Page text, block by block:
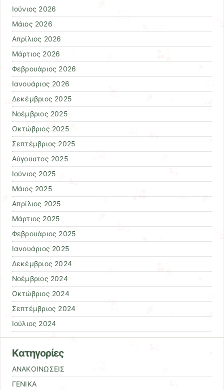
Ιούνιος 2026
Μάιος 2026
Απρίλιος 2026
Μάρτιος 2026
Φεβρουάριος 2026
Ιανουάριος 2026
Δεκέμβριος 2025
Νοέμβριος 2025
Οκτώβριος 2025
Σεπτέμβριος 2025
Αύγουστος 2025
Ιούνιος 2025
Μάιος 2025
Απρίλιος 2025
Μάρτιος 2025
Φεβρουάριος 2025
Ιανουάριος 2025
Δεκέμβριος 2024
Νοέμβριος 2024
Οκτώβριος 2024
Σεπτέμβριος 2024
Ιούλιος 2024
Kατηγορίες
ΑΝΑΚΟΙΝΩΣΕΙΣ
ΓΕΝΙΚΑ